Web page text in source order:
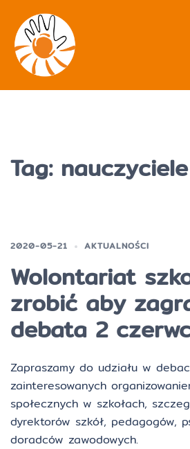
treści
Tag: nauczyciele
2020-05-21 AKTUALNOŚCI
Wolontariat
zrobić aby
debata 2
Zapraszamy do udziału w
zainteresowanych
społecznych w szkołach,
dyrektorów szkół, pedagogów,
doradców zawodowych.